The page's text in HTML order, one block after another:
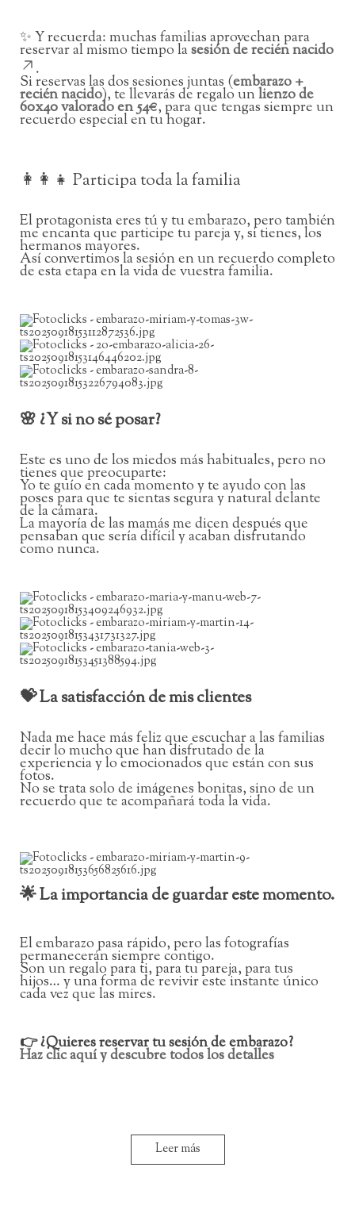
✨ Y recuerda: muchas familias aprovechan para
reservar al mismo tiempo lasesión de recién nacido
.
Si reservas las dos sesiones juntas (embarazo +
recién nacido), te llevarás de regalo unlienzo de
60x40 valorado en 54€, para que tengas siempre un
recuerdo especial en tu hogar.
👩‍👩‍👧 Participa toda la familia
El protagonista eres tú y tu embarazo, pero también
me encanta que participe tu pareja y, si tienes, los
hermanos mayores.
Así convertimos la sesión en un recuerdo completo
de esta etapa en la vida de vuestra familia.
🌸 ¿Y si no sé posar?
Este es uno de los miedos más habituales, pero no
tienes que preocuparte:
Yo te guío en cada momento y te ayudo con las
poses para que te sientas segura y natural delante
de la cámara.
La mayoría de las mamás me dicen después que
pensaban que sería difícil y acaban disfrutando
como nunca.
💝 La satisfacción de mis clientes
Nada me hace más feliz que escuchar a las familias
decir lo mucho que han disfrutado de la
experiencia y lo emocionados que están con sus
fotos.
No se trata solo de imágenes bonitas, sino de un
recuerdo que te acompañará toda la vida.
🌟 La importancia de guardar este momento.
El embarazo pasa rápido, pero las fotografías
permanecerán siempre contigo.
Son un regalo para ti, para tu pareja, para tus
hijos… y una forma de revivir este instante único
cada vez que las mires.
👉 ¿Quieres reservar tu sesión de embarazo?
Haz clic aquí y descubre todos los detalles
Leer más